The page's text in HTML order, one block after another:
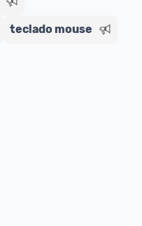
teclado mouse